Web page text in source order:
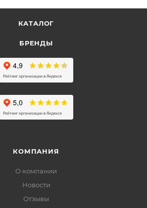
КАТАЛОГ
БРЕНДЫ
КОМПАНИЯ
О компании
Новости
Отзывы